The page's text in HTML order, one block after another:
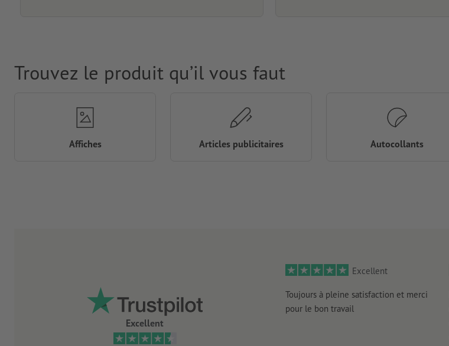
Excellent
Excellent
Toujours à pleine satisfaction et merci
pour le bon travail
Trouvez le produit qu’il vous faut
Affiches Articles publicitaires Autocollants